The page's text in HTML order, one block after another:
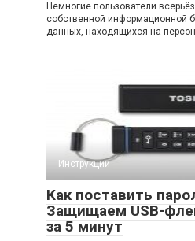
Немногие пользователи
собственной информационной
данных, находящихся на
Инструкции
Как поставить
Защищаем USB-
за 5 минут